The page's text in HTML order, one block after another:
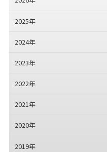
2025年
2024年
2023年
2022年
2021年
2020年
2019年